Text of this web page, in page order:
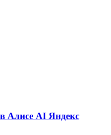
Алисе AI Яндекс